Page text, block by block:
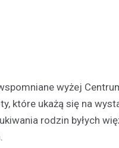
wyżej
które ukażą się na
rodzin byłych